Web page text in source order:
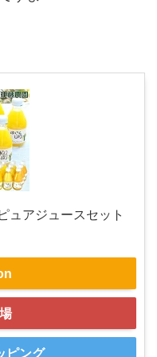
ュアジュースセット
ピング